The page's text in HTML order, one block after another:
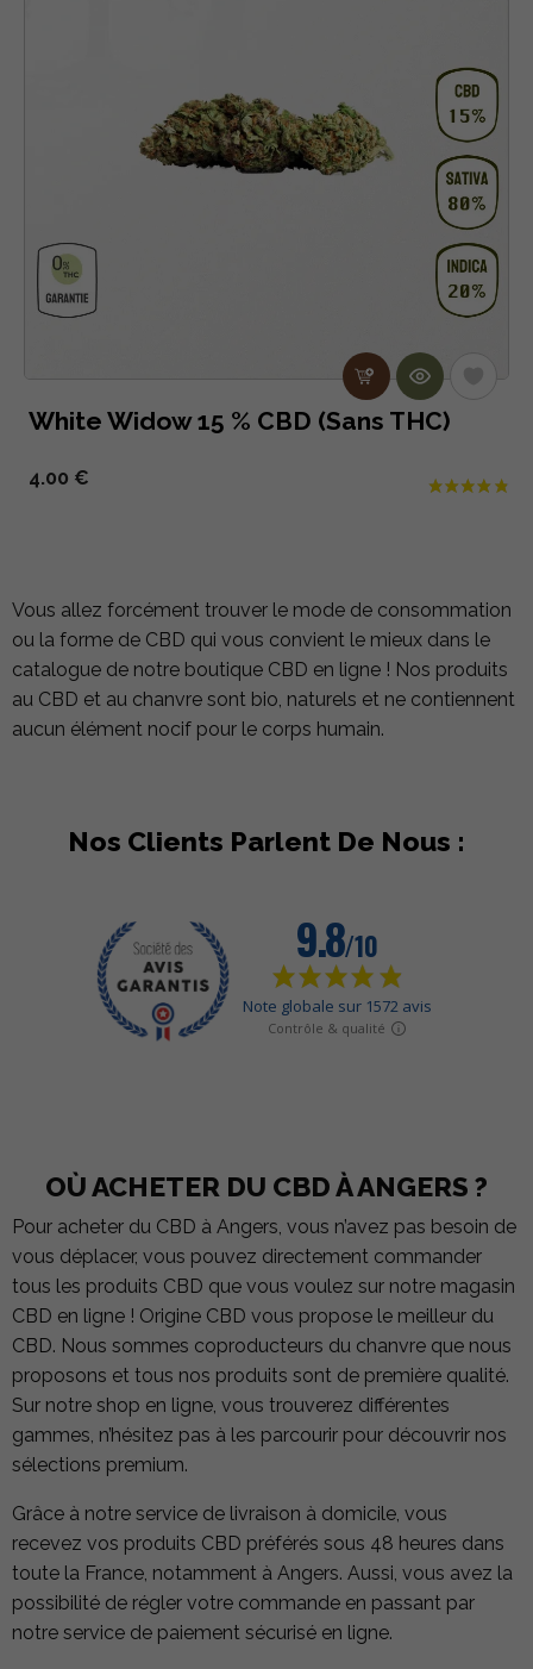
White Widow 15 % CBD (Sans THC)
4.00 €
Vous allez forcément trouver le mode de consommation
ou la forme de CBD qui vous convient le mieux dans le
catalogue de notre boutique CBD en ligne ! Nos produits
au CBD et au chanvre sont bio, naturels et ne contiennent
aucun élément nocif pour le corps humain.
Nos Clients Parlent De Nous :
OÙ ACHETER DU CBD À ANGERS ?
Pour acheter du CBD à Angers, vous n’avez pas besoin de
vous déplacer, vous pouvez directement commander
tous les produits CBD que vous voulez sur notre magasin
CBD en ligne ! Origine CBD vous propose le meilleur du
CBD. Nous sommes coproducteurs du chanvre que nous
proposons et tous nos produits sont de première qualité.
Sur notre shop en ligne, vous trouverez différentes
gammes, n’hésitez pas à les parcourir pour découvrir nos
sélections premium.
Grâce à notre service de livraison à domicile, vous
recevez vos produits CBD préférés sous 48 heures dans
toute la France, notamment à Angers. Aussi, vous avez la
possibilité de régler votre commande en passant par
notre service de paiement sécurisé en ligne.